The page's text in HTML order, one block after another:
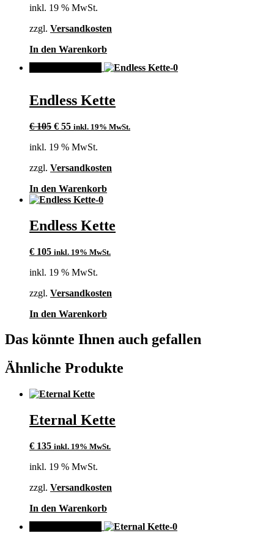
inkl. 19 % MwSt.
zzgl. Versandkosten
In den Warenkorb
Endless Kette
€105 Ursprünglicher
war:
€ 55Aktueller
ist:
inkl. 19% MwSt.
inkl. 19 % MwSt.
zzgl. Versandkosten
In den Warenkorb
Endless Kette
€ 105 inkl. 19% MwSt.
inkl. 19 % MwSt.
zzgl. Versandkosten
In den Warenkorb
Das könnte Ihnen auch gefallen
Ähnliche Produkte
Eternal Kette
€ 135 inkl. 19% MwSt.
inkl. 19 % MwSt.
zzgl. Versandkosten
In den Warenkorb